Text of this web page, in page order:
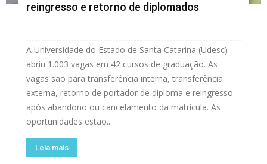
reingresso e retorno de diplomados
A Universidade do Estado de Santa Catarina (Udesc)
abriu 1.003 vagas em 42 cursos de graduação. As
vagas são para transferência interna, transferência
externa, retorno de portador de diploma e reingresso
após abandono ou cancelamento da matrícula. As
oportunidades estão...
Leia mais